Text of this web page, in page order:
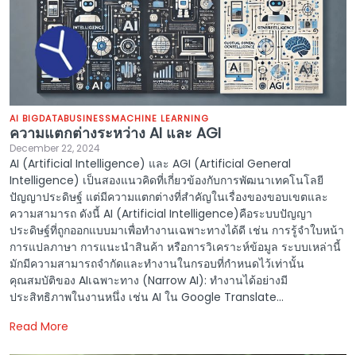
AI BIGDATABUSINESSMACHINE LEARNING
ความแตกต่างระหว่าง AI และ AGI
December 22, 2024
AI (Artificial Intelligence) และ AGI (Artificial General
Intelligence) เป็นสองแนวคิดที่เกี่ยวข้องกับการพัฒนาเทคโนโลยี
ปัญญาประดิษฐ์ แต่มีความแตกต่างที่สำคัญในเรื่องของขอบเขตและ
ความสามารถ ดังนี้ AI (Artificial Intelligence)คือระบบปัญญา
ประดิษฐ์ที่ถูกออกแบบมาเพื่อทำงานเฉพาะทางได้ดี เช่น การรู้จำใบหน้า
การแปลภาษา การแนะนำสินค้า หรือการวิเคราะห์ข้อมูล ระบบเหล่านี้
มักมีความสามารถจำกัดและทำงานในกรอบที่กำหนดไว้เท่านั้น
คุณสมบัติของ AIเฉพาะทาง (Narrow AI): ทำงานได้อย่างมี
ประสิทธิภาพในงานหนึ่ง เช่น AI ใน Google Translate...
Read More